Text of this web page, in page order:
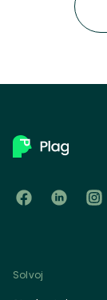
Solvoj